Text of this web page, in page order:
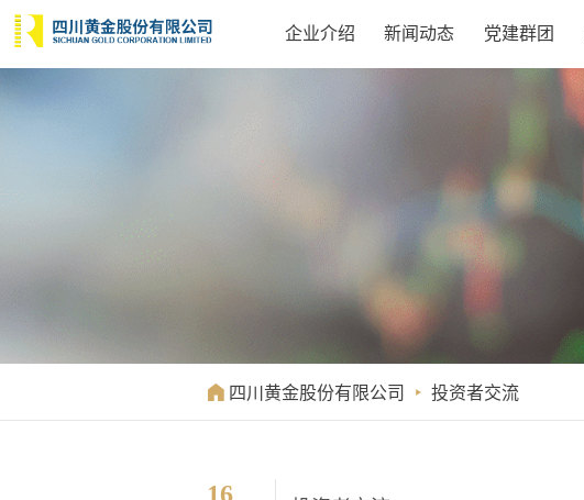
企业介绍 新闻动态 党建群团
 四川黄金股份有限公司  投资者交流